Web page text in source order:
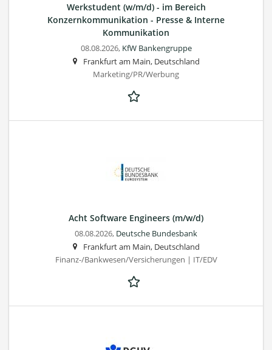
Werkstudent (w/m/d) - im Bereich
Konzernkommunikation - Presse & Interne
Kommunikation
08.08.2026, KfW Bankengruppe
Frankfurt am Main, Deutschland
Marketing/PR/Werbung
Acht Software Engineers (m/w/d)
08.08.2026, Deutsche Bundesbank
Frankfurt am Main, Deutschland
Finanz-/Bankwesen/Versicherungen | IT/EDV